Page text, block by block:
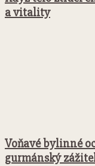
a vitality
Voňavé bylinné
gurmánský